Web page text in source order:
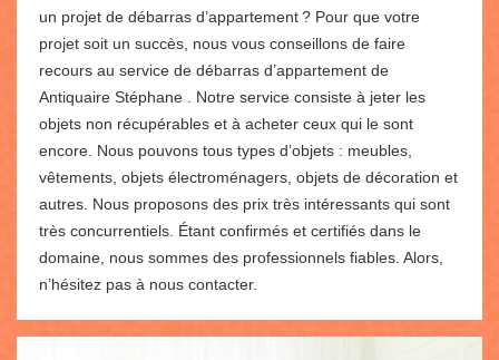
un projet de débarras d’appartement ? Pour que votre
projet soit un succès, nous vous conseillons de faire
recours au service de débarras d’appartement de
Antiquaire Stéphane . Notre service consiste à jeter les
objets non récupérables et à acheter ceux qui le sont
encore. Nous pouvons tous types d’objets : meubles,
vêtements, objets électroménagers, objets de décoration et
autres. Nous proposons des prix très intéressants qui sont
très concurrentiels. Étant confirmés et certifiés dans le
domaine, nous sommes des professionnels fiables. Alors,
n’hésitez pas à nous contacter.